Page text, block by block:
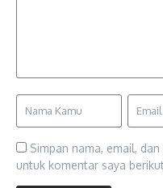
Simpan nama, email,
untuk komentar saya